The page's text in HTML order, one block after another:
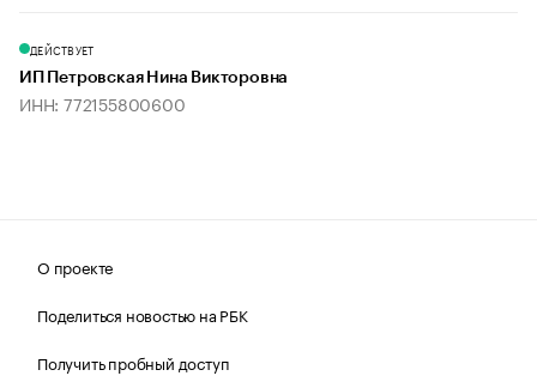
ДЕЙСТВУЕТ
ИП Петровская Нина Викторовна
ИНН: 772155800600
О проекте
Поделиться новостью на РБК
Получить пробный доступ